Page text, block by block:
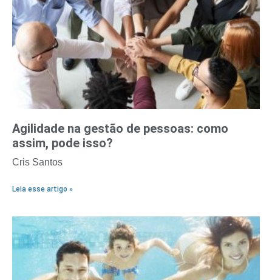
Agilidade na gestão de pessoas: como
assim, pode isso?
Cris Santos
Leia esse artigo »